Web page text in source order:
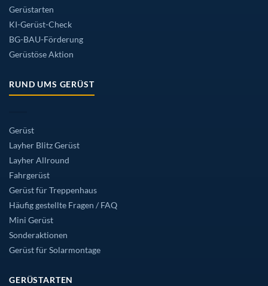
Gerüstarten
KI-Gerüst-Check
BG-BAU-Förderung
Gerüstöse Aktion
RUND UMS GERÜST
Gerüst
Layher Blitz Gerüst
Layher Allround
Fahrgerüst
Gerüst für Treppenhaus
Häufig gestellte Fragen / FAQ
Mini Gerüst
Sonderaktionen
Gerüst für Solarmontage
GERÜSTARTEN